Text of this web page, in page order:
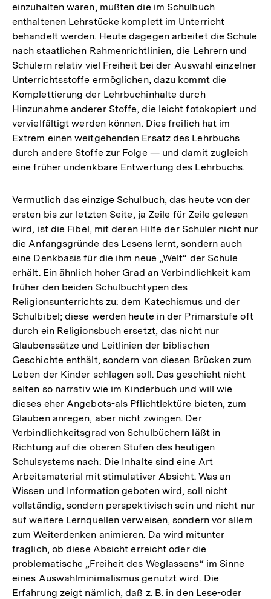
einzuhalten waren, mußten die im Schulbuch
enthaltenen Lehrstücke komplett im Unterricht
behandelt werden. Heute dagegen arbeitet die Schule
nach staatlichen Rahmenrichtlinien, die Lehrern und
Schülern relativ viel Freiheit bei der Auswahl einzelner
Unterrichtsstoffe ermöglichen, dazu kommt die
Komplettierung der Lehrbuchinhalte durch
Hinzunahme anderer Stoffe, die leicht fotokopiert und
vervielfältigt werden können. Dies freilich hat im
Extrem einen weitgehenden Ersatz des Lehrbuchs
durch andere Stoffe zur Folge — und damit zugleich
eine früher undenkbare Entwertung des Lehrbuchs.
Vermutlich das einzige Schulbuch, das heute von der
ersten bis zur letzten Seite, ja Zeile für Zeile gelesen
wird, ist die Fibel, mit deren Hilfe der Schüler nicht nur
die Anfangsgründe des Lesens lernt, sondern auch
eine Denkbasis für die ihm neue „Welt“ der Schule
erhält. Ein ähnlich hoher Grad an Verbindlichkeit kam
früher den beiden Schulbuchtypen des
Religionsunterrichts zu: dem Katechismus und der
Schulbibel; diese werden heute in der Primarstufe oft
durch ein Religionsbuch ersetzt, das nicht nur
Glaubenssätze und Leitlinien der biblischen
Geschichte enthält, sondern von diesen Brücken zum
Leben der Kinder schlagen soll. Das geschieht nicht
selten so narrativ wie im Kinderbuch und will wie
dieses eher Angebots-als Pflichtlektüre bieten, zum
Glauben anregen, aber nicht zwingen. Der
Verbindlichkeitsgrad von Schulbüchern läßt in
Richtung auf die oberen Stufen des heutigen
Schulsystems nach: Die Inhalte sind eine Art
Arbeitsmaterial mit stimulativer Absicht. Was an
Wissen und Information geboten wird, soll nicht
vollständig, sondern perspektivisch sein und nicht nur
auf weitere Lernquellen verweisen, sondern vor allem
zum Weiterdenken animieren. Da wird mitunter
fraglich, ob diese Absicht erreicht oder die
problematische „Freiheit des Weglassens“ im Sinne
eines Auswahlminimalismus genutzt wird. Die
Erfahrung zeigt nämlich, daß z. B. in den Lese-oder